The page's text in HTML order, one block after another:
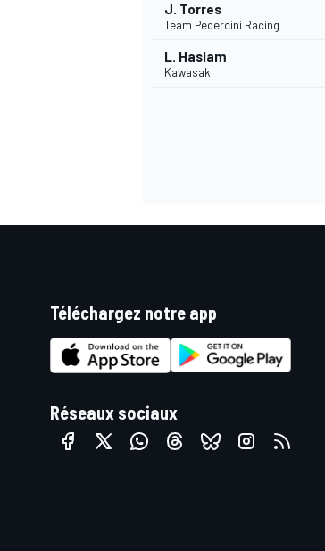
J. Torres
Team Pedercini Racing
L. Haslam
Kawasaki
Téléchargez notre app
Réseaux sociaux